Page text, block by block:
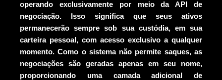
operando exclusivamente por meio da API de
negociação. Isso significa que seus ativos
permanecerão sempre sob sua custódia, em sua
carteira pessoal, com acesso exclusivo a qualquer
momento. Como o sistema não permite saques, as
negociações são geradas apenas em seu nome,
proporcionando uma camada adicional de